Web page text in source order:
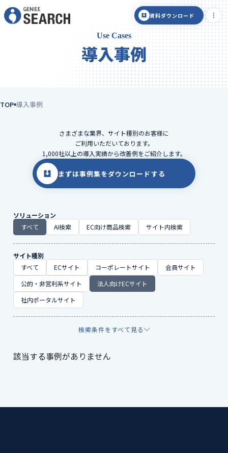
資料ダウンロード
Use Cases
導入事例
TOP 導入事例
さまざまな業界、サイト種別のお客様に
ご利用いただいております。
1,000社以上の導入実績から改善例をご紹介します。
まずは事例集をダウンロードする
ソリューション
すべて
AI検索 EC向け商品検索 サイト内検索
サイト種別
すべて
ECサイト コーポレートサイト
会員サイト
公的・非営利系サイト
法人向けECサイト
社内ポータルサイト
検索条件をすべて見る
該当する事例がありません